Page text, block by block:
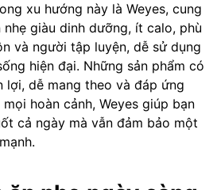
xu hướng này là Weyes, cung
giàu dinh dưỡng, ít calo, phù
và người tập luyện, dễ sử dụng
hiện đại. Những sản phẩm có
dễ mang theo và đáp ứng
hoàn cảnh, Weyes giúp bạn
cả ngày mà vẫn đảm bảo một